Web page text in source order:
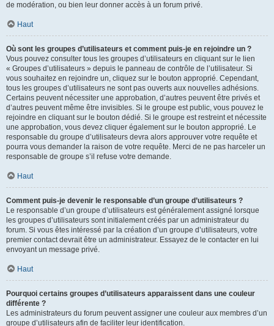
de modération, ou bien leur donner accès à un forum privé.
Haut
Où sont les groupes d’utilisateurs et comment puis-je en rejoindre un ?
Vous pouvez consulter tous les groupes d’utilisateurs en cliquant sur le lien
« Groupes d’utilisateurs » depuis le panneau de contrôle de l’utilisateur. Si
vous souhaitez en rejoindre un, cliquez sur le bouton approprié. Cependant,
tous les groupes d’utilisateurs ne sont pas ouverts aux nouvelles adhésions.
Certains peuvent nécessiter une approbation, d’autres peuvent être privés et
d’autres peuvent même être invisibles. Si le groupe est public, vous pouvez le
rejoindre en cliquant sur le bouton dédié. Si le groupe est restreint et nécessite
une approbation, vous devez cliquer également sur le bouton approprié. Le
responsable du groupe d’utilisateurs devra alors approuver votre requête et
pourra vous demander la raison de votre requête. Merci de ne pas harceler un
responsable de groupe s’il refuse votre demande.
Haut
Comment puis-je devenir le responsable d’un groupe d’utilisateurs ?
Le responsable d’un groupe d’utilisateurs est généralement assigné lorsque
les groupes d’utilisateurs sont initialement créés par un administrateur du
forum. Si vous êtes intéressé par la création d’un groupe d’utilisateurs, votre
premier contact devrait être un administrateur. Essayez de le contacter en lui
envoyant un message privé.
Haut
Pourquoi certains groupes d’utilisateurs apparaissent dans une couleur
différente ?
Les administrateurs du forum peuvent assigner une couleur aux membres d’un
groupe d’utilisateurs afin de faciliter leur identification.